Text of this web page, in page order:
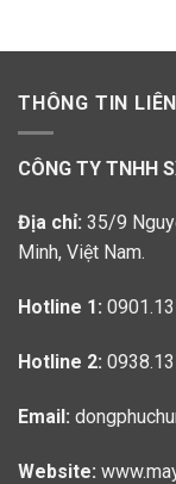
THÔNG TIN
CÔNG TY TNHH
Địa chỉ: 35/9
Minh, Việt Nam.
Hotline 1:
Hotline 2:
Email:
Website: